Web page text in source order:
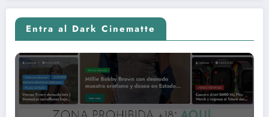
Entra al Dark Cinematte